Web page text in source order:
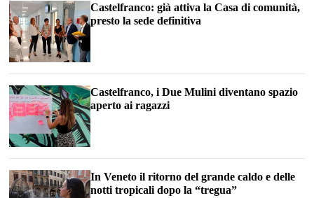
Castelfranco: già attiva la Casa di comunità,
presto la sede definitiva
Castelfranco, i Due Mulini diventano spazio
aperto ai ragazzi
In Veneto il ritorno del grande caldo e delle
notti tropicali dopo la “tregua”